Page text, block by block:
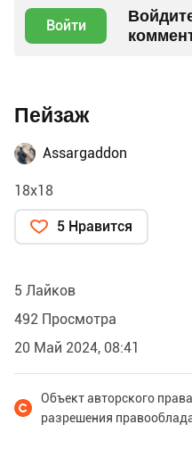
Войти
Пейзаж
Assargaddon
18х18
5 Нравится
5 Лайков
492 Просмотра
20 Май 2024, 08:41
Объект авторского
разрешения